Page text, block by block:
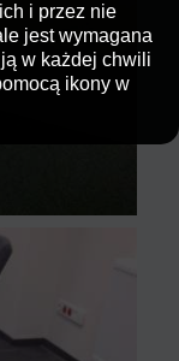
i przez nie
jest wymagana
w każdej chwili
ikony w